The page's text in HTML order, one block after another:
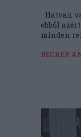
Hatvan
ebből
minden
BECKER